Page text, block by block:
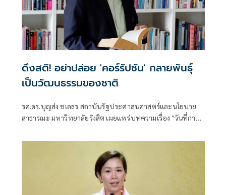
ดึงสติ! อย่าปล่อย 'คอร์รัปชัน' กลายพันธุ์
เป็นวัฒนธรรมของชาติ
รศ.ดร.บุญส่ง ชเลธร สถาบันรัฐประศาสนศาสตร์และนโยบาย
สาธารณะ มหาวิทยาลัยรังสิต เผยแพร่บทความเรื่อง "วันที่การ